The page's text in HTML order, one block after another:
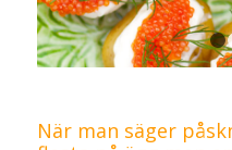
När man säger